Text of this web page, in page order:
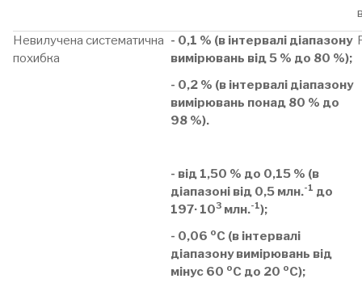
Невилучена систематична
похибка
- 0,1 % (в інтервалі діапазону
вимірювань від 5 % до 80 %);
- 0,2 % (в інтервалі діапазону
вимірювань понад 80 % до
98 %).
- від 1,50 % до 0,15 % (в
діапазоні від 0,5 млн.-1 до
197· 103 млн.-1);
- 0,06 оС (в інтервалі
діапазону вимірювань від
мінус 60 оС до 20 оС);